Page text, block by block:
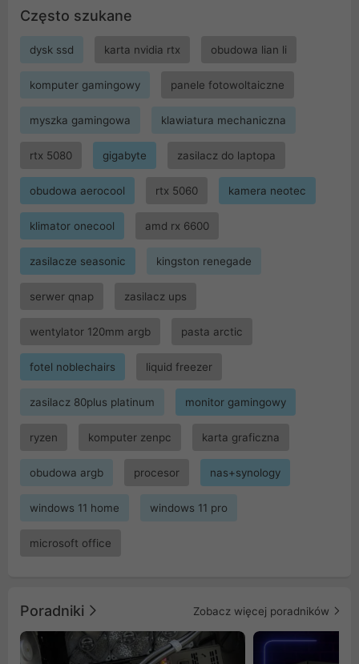
Często szukane
dysk ssd karta nvidia rtx obudowa lian li
komputer gamingowy panele fotowoltaiczne
myszka gamingowa klawiatura mechaniczna
rtx 5080 gigabyte zasilacz do laptopa
obudowa aerocool rtx 5060 kamera neotec
klimator onecool amd rx 6600
zasilacze seasonic kingston renegade
serwer qnap zasilacz ups
wentylator 120mm argb pasta arctic
fotel noblechairs liquid freezer
zasilacz 80plus platinum monitor gamingowy
ryzen komputer zenpc karta graficzna
obudowa argb procesor nas+synology
windows 11 home windows 11 pro
microsoft office
Poradniki Zobacz więcej poradników